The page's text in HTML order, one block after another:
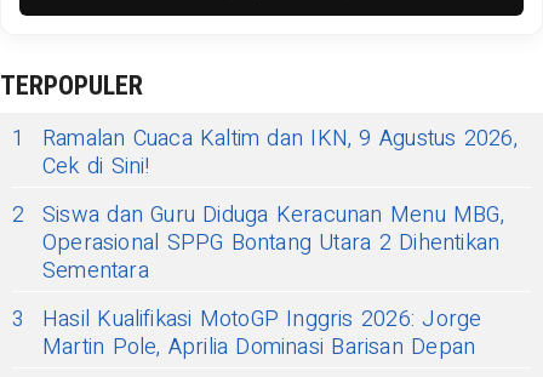
TERPOPULER
1
Ramalan Cuaca Kaltim dan IKN, 9 Agustus 2026,
Cek di Sini!
2 Siswa dan Guru Diduga Keracunan Menu MBG,
Operasional SPPG Bontang Utara 2 Dihentikan
Sementara
3
Hasil Kualifikasi MotoGP Inggris 2026: Jorge
Martin Pole, Aprilia Dominasi Barisan Depan